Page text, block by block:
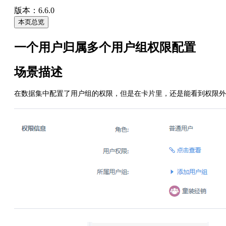
版本：6.6.0
本页总览
一个用户归属多个用户组权限配置
场景描述
在数据集中配置了用户组的权限，但是在卡片里，还是能看到权限